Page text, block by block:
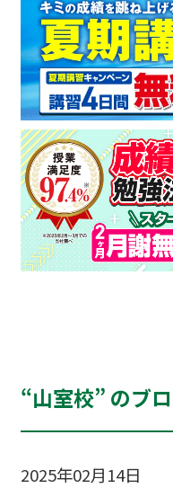
“山室校” のブ
2025年02月14日